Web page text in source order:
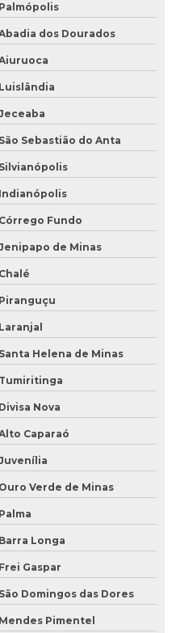
Palmópolis
dos Dourados
Luislândia
São Sebastião do Anta
Silvianópolis
Indianópolis
Córrego Fundo
de Minas
Chalé
Piranguçu
Laranjal
Santa Helena de Minas
Tumiritinga
Divisa Nova
Caparaó
Ouro Verde de Minas
Palma
Barra Longa
Frei Gaspar
São Domingos das Dores
Mendes Pimentel